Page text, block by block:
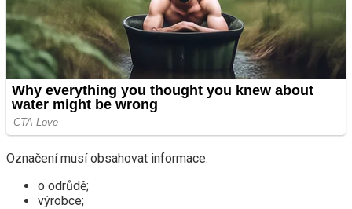
Označení musí obsahovat informace:
o odrůdě;
výrobce;